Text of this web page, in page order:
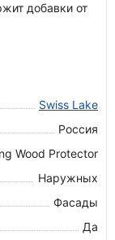
добавки от
Swiss Lake
Россия
Wood Protector
Наружных
Фасады
Да